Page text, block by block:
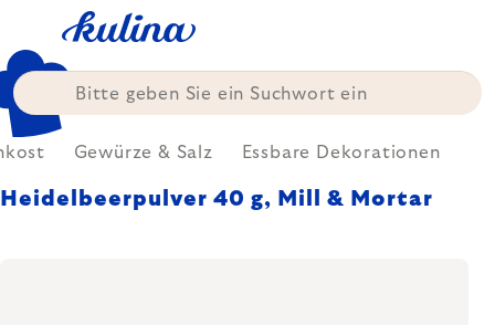
springen
Gewürze & Salz Essbare Dekorationen
Heidelbeerpulver 40 g, Mill & Mortar